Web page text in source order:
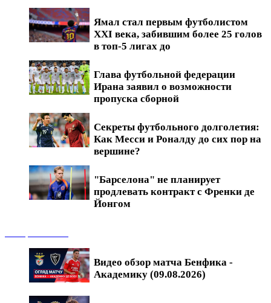
Ямал стал первым футболистом
XXI века, забившим более 25 голов
в топ-5 лигах до
Глава футбольной федерации
Ирана заявил о возможности
пропуска сборной
Секреты футбольного долголетия:
Как Месси и Роналду до сих пор на
вершине?
"Барселона" не планирует
продлевать контракт с Френки де
Йонгом
Видео обзор матча Бенфика -
Академику (09.08.2026)